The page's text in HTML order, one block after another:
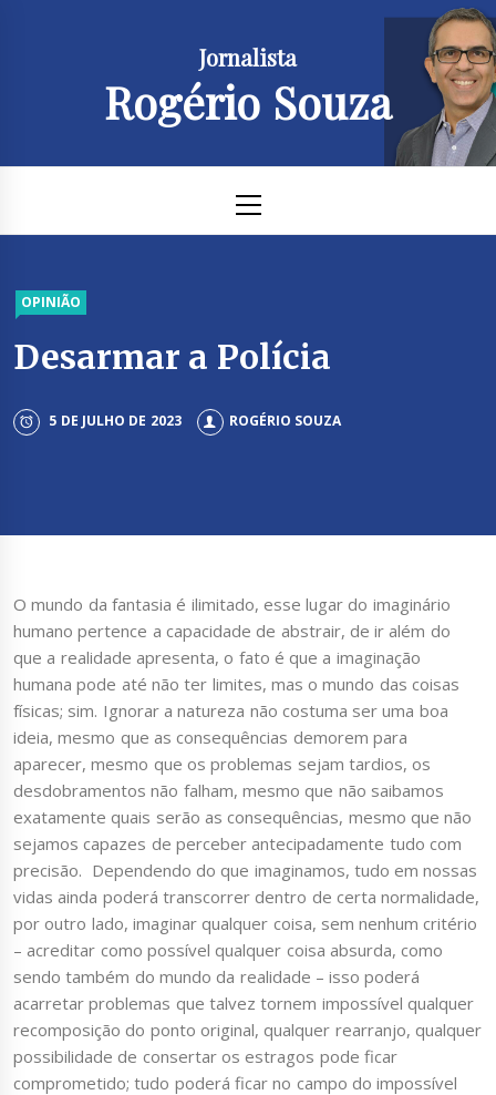
Jornalista
Rogério Souza
Menu
OPINIÃO
Desarmar a Polícia
5 DE JULHO DE 2023 ROGÉRIO SOUZA
O mundo da fantasia é ilimitado, esse lugar do imaginário
humano pertence a capacidade de abstrair, de ir além do
que a realidade apresenta, o fato é que a imaginação
humana pode até não ter limites, mas o mundo das coisas
físicas; sim. Ignorar a natureza não costuma ser uma boa
ideia, mesmo que as consequências demorem para
aparecer, mesmo que os problemas sejam tardios, os
desdobramentos não falham, mesmo que não saibamos
exatamente quais serão as consequências, mesmo que não
sejamos capazes de perceber antecipadamente tudo com
precisão. Dependendo do que imaginamos, tudo em nossas
vidas ainda poderá transcorrer dentro de certa normalidade,
por outro lado, imaginar qualquer coisa, sem nenhum critério
– acreditar como possível qualquer coisa absurda, como
sendo também do mundo da realidade – isso poderá
acarretar problemas que talvez tornem impossível qualquer
recomposição do ponto original, qualquer rearranjo, qualquer
possibilidade de consertar os estragos pode ficar
comprometido; tudo poderá ficar no campo do impossível